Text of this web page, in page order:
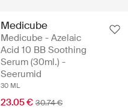
Medicube
Medicube - Azelaic
Acid 10 BB Soothing
Serum (30ml.) -
Seerumid
30 ML
23.05 € 30.74 €